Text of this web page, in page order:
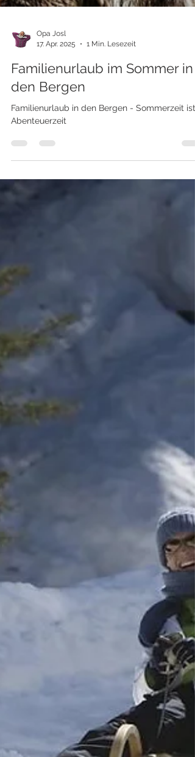
Opa Josl
17. Apr. 2025
1 Min. Lesezeit
Familienurlaub im Sommer in
den Bergen
Familienurlaub in den Bergen - Sommerzeit ist